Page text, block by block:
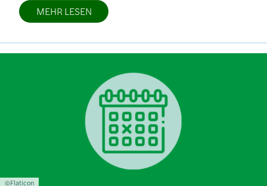
MEHR LESEN
Lizenzinformationen einschließlich Urheberrecht
©Flaticon